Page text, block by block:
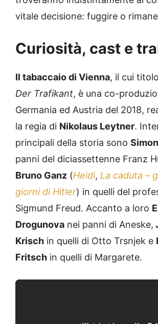
vitale decisione: fuggire o
Curiosità, cast e
Il tabaccaio di Vienna, il cui
Der Trafikant, è una co-
Germania ed Austria del 2018,
la regia di Nikolaus Leytner.
principali della storia sono
panni del diciassettenne Franz
Bruno Ganz (Heidi, La caduta –
giorni di Hitler) in quelli del
Sigmund Freud. Accanto a loro
Drogunova nei panni di Aneske,
Krisch in quelli di Otto Trsnjek e
Fritsch in quelli di Margarete.